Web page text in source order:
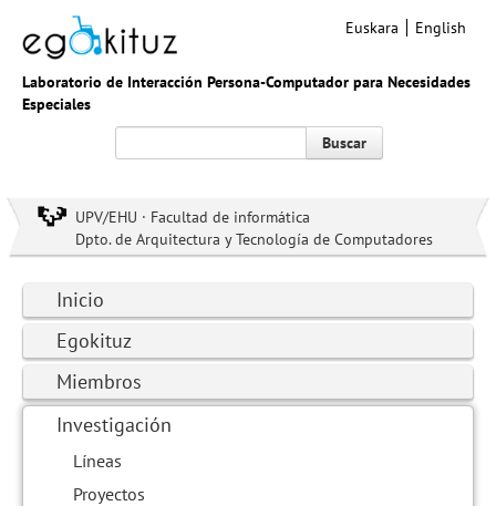
Laboratorio de Interacción Persona-Computador para Necesidades
Especiales
Euskara English
Buscar
UPV/EHU · Facultad de informática
Dpto. de Arquitectura y Tecnología de Computadores
Inicio
Egokituz
Miembros
Investigación
Líneas
Proyectos